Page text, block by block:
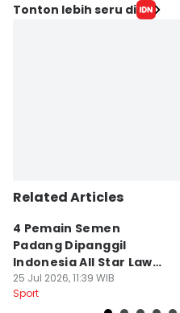
Tonton lebih seru di
Related Articles
4 Pemain Semen
Padang Dipanggil
Indonesia All Star Lawan
Aston Villa
25 Jul 2026, 11:39 WIB
Sport